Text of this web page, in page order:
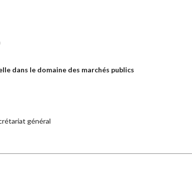
dans le domaine des marchés publics
général